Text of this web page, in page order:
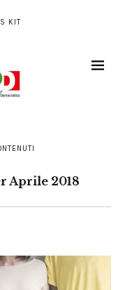
KIT
Aprile 2018